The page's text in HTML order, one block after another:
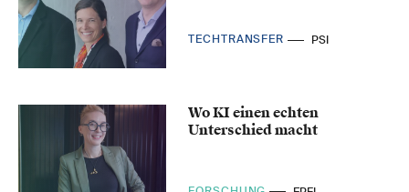
TECHTRANSFER PSI
Wo KI einen echten
Unterschied macht